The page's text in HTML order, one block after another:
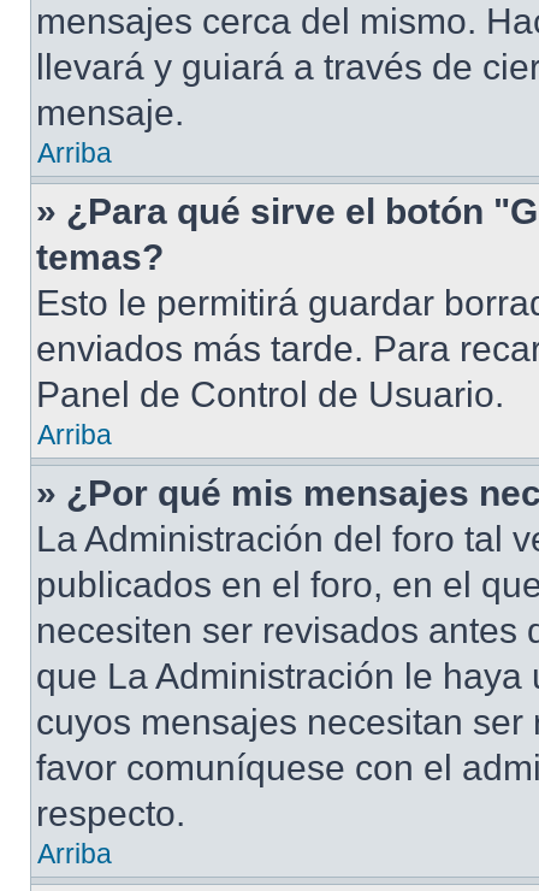
mensajes cerca del mismo.
llevará y guiará a través de
mensaje.
Arriba
» ¿Para qué sirve el botón
temas?
Esto le permitirá guardar
enviados más tarde. Para
Panel de Control de Usuario.
Arriba
» ¿Por qué mis mensajes
La Administración del foro tal
publicados en el foro, en el
necesiten ser revisados antes
que La Administración le
cuyos mensajes necesitan
favor comuníquese con el
respecto.
Arriba